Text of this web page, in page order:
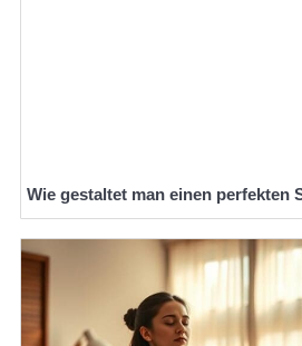
Wie gestaltet man einen perfekten